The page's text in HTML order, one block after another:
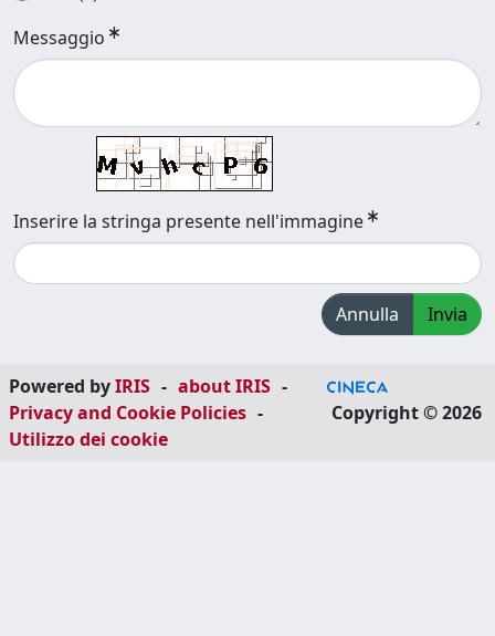
Messaggio
Inserire la stringa presente nell'immagine
Annulla Invia
Powered byIRIS - about IRIS -
Privacy and Cookie Policies -
Utilizzo dei cookie
Copyright © 2026